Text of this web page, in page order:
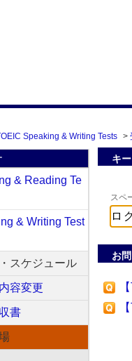
Speaking & Writing Tests >
& Reading Te
& Writing Test
スケジュール
容変更
書
キ
スペ
お